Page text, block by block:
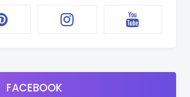
FACEBOOK